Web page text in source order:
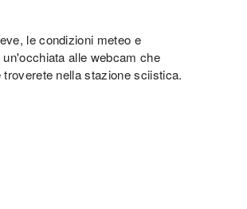
le condizioni meteo e
alle webcam che
nella stazione sciistica.